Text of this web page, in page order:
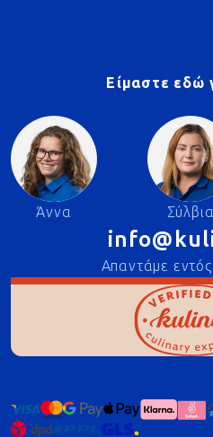
Είμαστε εδώ
Άννα Σύλβια
Απαντάμε